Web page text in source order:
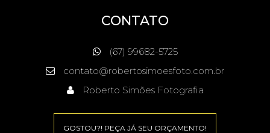
CONTATO
(67) 99682-5725
contato@robertosimoesfoto.com.br
Roberto Simões Fotografia
GOSTOU?! PEÇA JÁ SEU ORÇAMENTO!